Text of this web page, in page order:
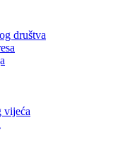
društva
vijeća